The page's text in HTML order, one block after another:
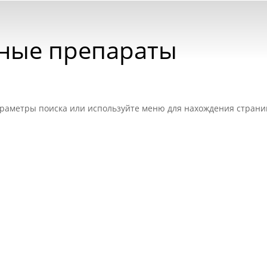
препараты
поиска или используйте меню для нахождения